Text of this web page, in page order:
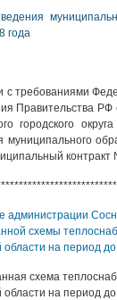
года
с требованиями
Правительства
городского
муниципального
администрации
схемы
области на период
схема
области на период